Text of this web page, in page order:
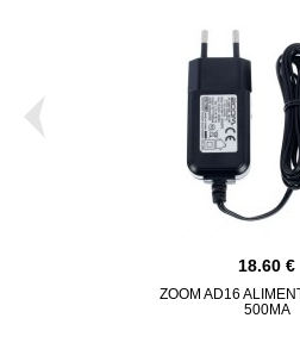
18.60
ZOOM AD16
500MA